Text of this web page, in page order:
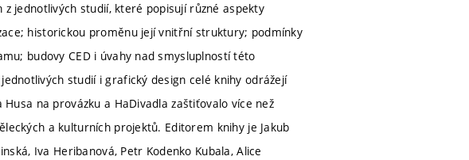
jednotlivých studií, které popisují různé aspekty
historickou proměnu její vnitřní struktury; podmínky
budovy CED i úvahy nad smysluplností této
studií i grafický design celé knihy odrážejí
na provázku a HaDivadla zaštiťovalo více než
a kulturních projektů. Editorem knihy je Jakub
Iva Heribanová, Petr Kodenko Kubala, Alice